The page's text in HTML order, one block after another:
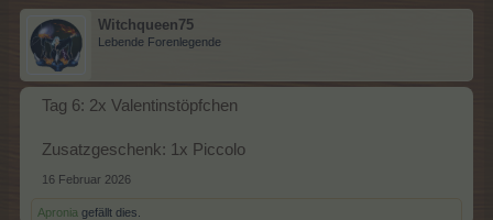
Witchqueen75
Lebende Forenlegende
Tag 6: 2x Valentinstöpfchen
Zusatzgeschenk: 1x Piccolo
16 Februar 2026
Apronia gefällt dies.